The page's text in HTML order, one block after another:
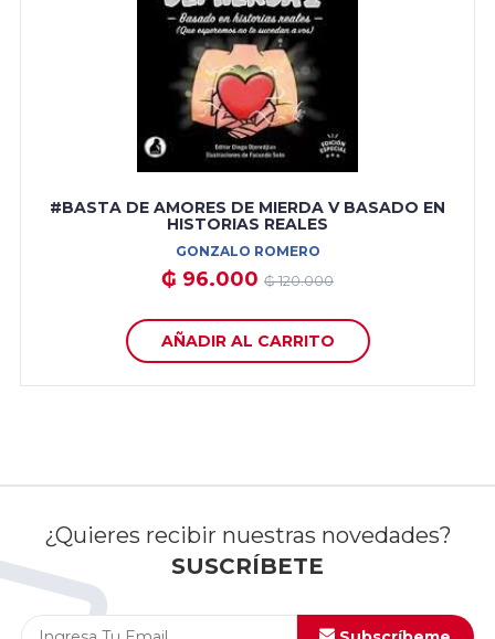
#BASTA DE AMORES DE MIERDA V BASADO EN
HISTORIAS REALES
GONZALO ROMERO
₲ 96.000 ₲ 120.000
AÑADIR AL CARRITO
¿Quieres recibir nuestras novedades?
SUSCRÍBETE